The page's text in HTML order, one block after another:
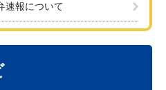
速報について